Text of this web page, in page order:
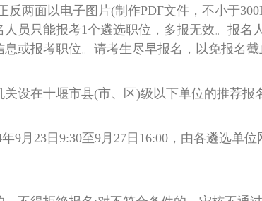
反两面以电子图片(制作PDF文件，不小于
员只能报考1个遴选职位，多报无效。报名
或报考职位。请考生尽早报名，以免报名
设在十堰市县(市、区)级以下单位的推荐
9月23日9:30至9月27日16:00，由各遴选